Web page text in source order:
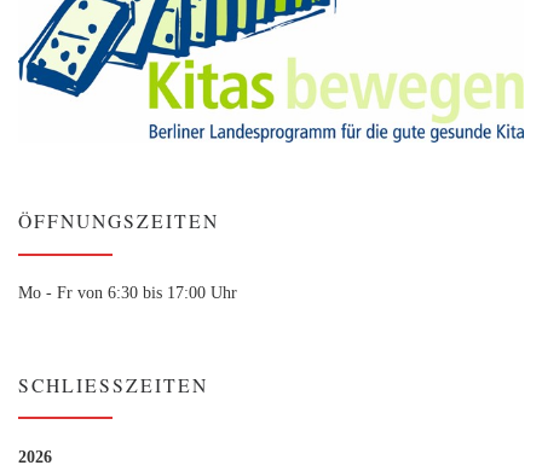
ÖFFNUNGSZEITEN
Mo - Fr von 6:30 bis 17:00 Uhr
SCHLIESSZEITEN
2026